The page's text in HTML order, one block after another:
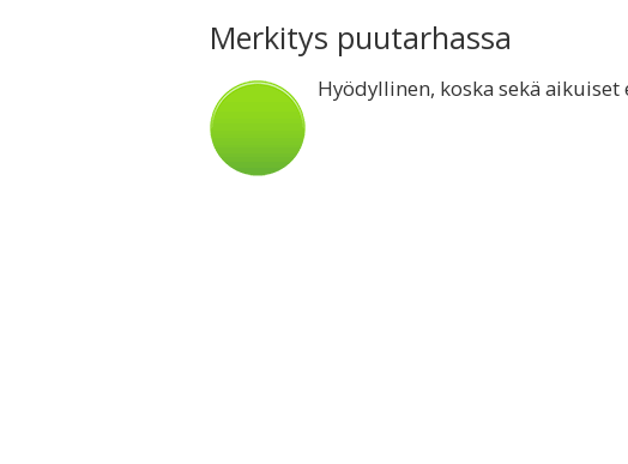
Merkitys puutarhassa
Hyödyllinen, koska sekä